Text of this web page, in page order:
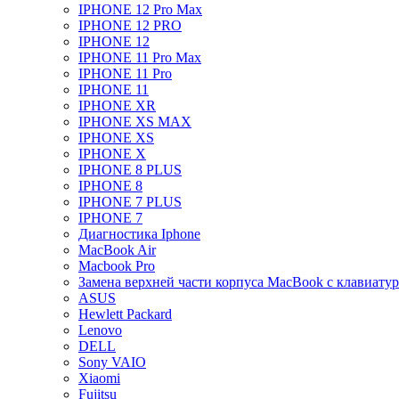
IPHONE 12 Pro Max
IPHONE 12 PRO
IPHONE 12
IPHONE 11 Pro Max
IPHONE 11 Pro
IPHONE 11
IPHONE XR
IPHONE XS MAX
IPHONE XS
IPHONE X
IPHONE 8 PLUS
IPHONE 8
IPHONE 7 PLUS
IPHONE 7
Диагностика Iphone
MacBook Air
Macbook Pro
Замена верхней части корпуса MacBook с
ASUS
Hewlett Packard
Lenovo
DELL
Sony VAIO
Xiaomi
Fujitsu